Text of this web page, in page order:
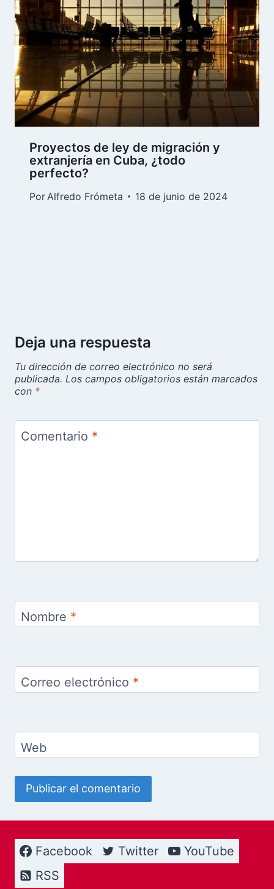
Proyectos de ley de migración y
extranjería en Cuba, ¿todo
perfecto?
Por Alfredo Frómeta 18 de junio de 2024
Deja una respuesta
Tu dirección de correo electrónico no será
publicada. Los campos obligatorios están marcados
con *
Comentario *
Nombre *
Correo electrónico *
Web
Facebook Twitter
YouTube
RSS